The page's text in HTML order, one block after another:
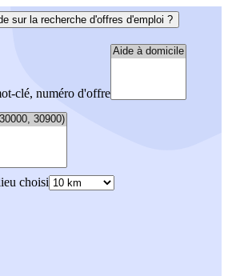
sur la recherche d'offres d'emploi ?
clé, numéro d'offre
choisi